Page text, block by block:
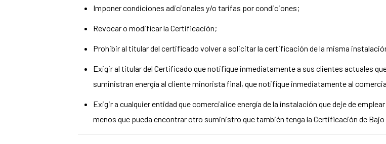
Imponer condiciones adicionales y/o tarifas por condiciones;
Revocar o modificar la Certificación;
Prohibir al titular del certificado volver a solicitar la certificación de la misma
Exigir al titular del Certificado que notifique inmediatamente a sus clientes actuales
suministran energía al cliente minorista final, que notifique inmediatamente al
Exigir a cualquier entidad que comercialice energía de la instalación que deje de
menos que pueda encontrar otro suministro que también tenga la Certificación de